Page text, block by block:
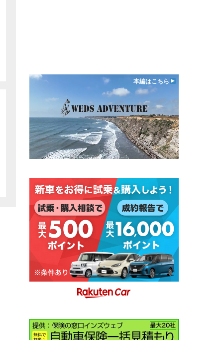
本編はこちら